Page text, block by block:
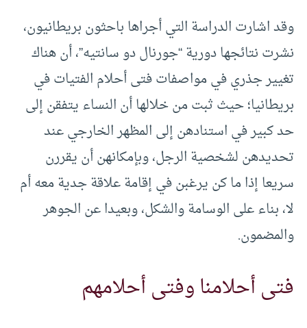
وقد اشارت الدراسة التي أجراها باحثون بريطانيون،
نشرت نتائجها دورية “جورنال دو سانتيه”، أن هناك
تغيير جذري في مواصفات فتى أحلام الفتيات في
بريطانيا؛ حيث ثبت من خلالها أن النساء يتفقن إلى
حد كبير في استنادهن إلى المظهر الخارجي عند
تحديدهن لشخصية الرجل، وبإمكانهن أن يقررن
سريعا إذا ما كن يرغبن في إقامة علاقة جدية معه أم
لا، بناء على الوسامة والشكل، وبعيدا عن الجوهر
والمضمون.
فتى أحلامنا وفتى أحلامهم